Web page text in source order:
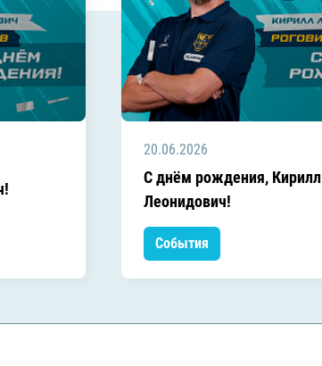
20.06.2026
C днём рождения, Кирилл
Леонидович!
События